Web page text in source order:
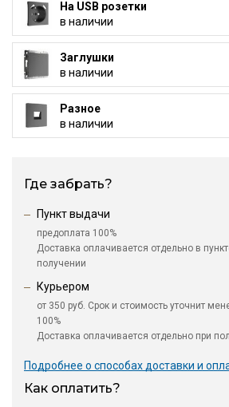
На USB розетки
в наличии
Заглушки
в наличии
Разное
в наличии
Где забрать?
Пункт выдачи
предоплата 100%
Доставка оплачивается отдельно в
получении
Курьером
от 350 руб. Срок и стоимость уточнит
100%
Доставка оплачивается отдельно при
Подробнее о способах доставки и
Как оплатить?